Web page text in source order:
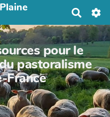
h
e
r
c
h
e
r
pour le
pastoralisme
France